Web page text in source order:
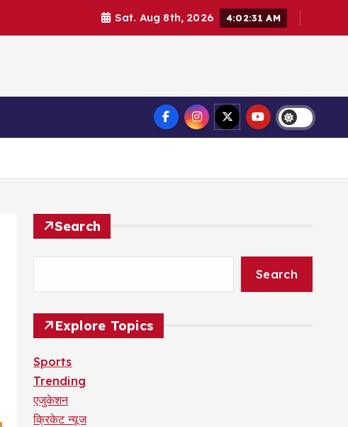
Sat. Aug 8th, 2026 4:02:33 AM
Search
Search
Explore Topics
Sports
Trending
एजुकेशन
क्रिकेट न्यूज